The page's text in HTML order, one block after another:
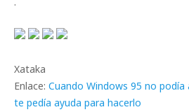
Xataka
Enlace: Cuando Windows 95 no
te pedía ayuda para hacerlo